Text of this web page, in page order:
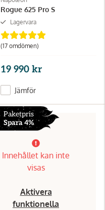
Rogue 625 Pro S
Lagervara
(17 omdömen)
19 990 kr
Jämför
Paketpris
Spara 4%
Innehållet kan inte
visas
Aktivera
funktionella